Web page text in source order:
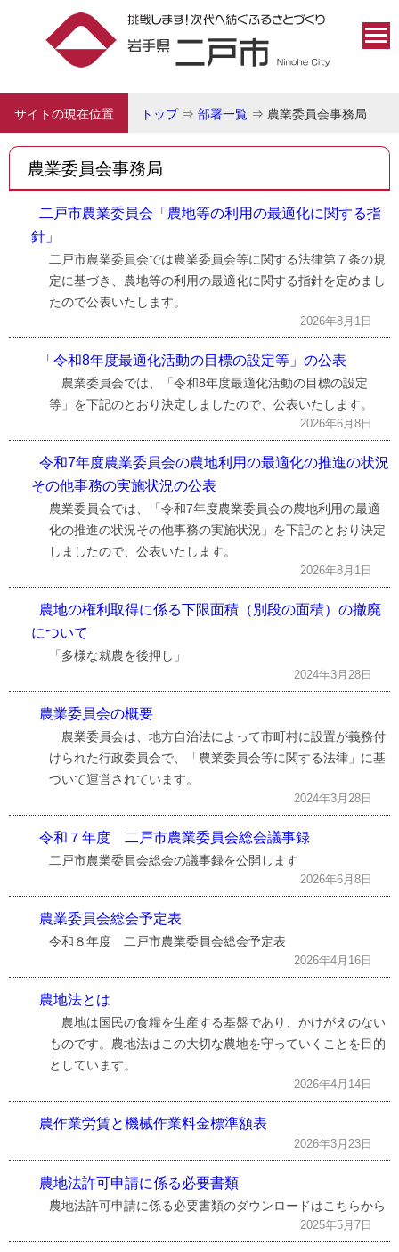
サイトの現在位置 トップ⇒ 部署一覧 ⇒ 農業委員会事務局
農業委員会事務局
二戸市農業委員会「農地等の利用の最適化に関する指
針」
二戸市農業委員会では農業委員会等に関する法律第７条の規
定に基づき、農地等の利用の最適化に関する指針を定めまし
たので公表いたします。
2026年8月1日
「令和8年度最適化活動の目標の設定等」の公表
農業委員会では、「令和8年度最適化活動の目標の設定
等」を下記のとおり決定しましたので、公表いたします。
2026年6月8日
令和7年度農業委員会の農地利用の最適化の推進の状況
その他事務の実施状況の公表
農業委員会では、「令和7年度農業委員会の農地利用の最適
化の推進の状況その他事務の実施状況」を下記のとおり決定
しましたので、公表いたします。
2026年8月1日
農地の権利取得に係る下限面積（別段の面積）の撤廃
について
「多様な就農を後押し」
2024年3月28日
農業委員会の概要
農業委員会は、地方自治法によって市町村に設置が義務付
けられた行政委員会で、「農業委員会等に関する法律」に基
づいて運営されています。
2024年3月28日
令和７年度 二戸市農業委員会総会議事録
二戸市農業委員会総会の議事録を公開します
2026年6月8日
農業委員会総会予定表
令和８年度 二戸市農業委員会総会予定表
2026年4月16日
農地法とは
農地は国民の食糧を生産する基盤であり、かけがえのない
ものです。農地法はこの大切な農地を守っていくことを目的
としています。
2026年4月14日
農作業労賃と機械作業料金標準額表
2026年3月23日
農地法許可申請に係る必要書類
農地法許可申請に係る必要書類のダウンロードはこちらから
2025年5月7日